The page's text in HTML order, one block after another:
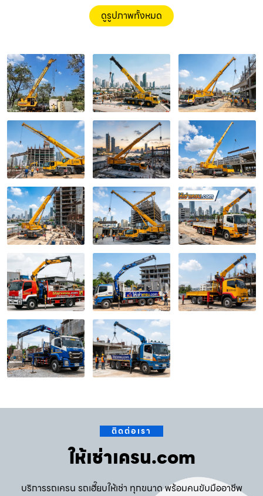
ดูรูปภาพทั้งหมด
ติดต่อเรา
ให้เช่าเครน.com
บริการรถเครน รถเฮี๊ยบให้เช่า ทุกขนาด พร้อมคนขับมืออาชีพ